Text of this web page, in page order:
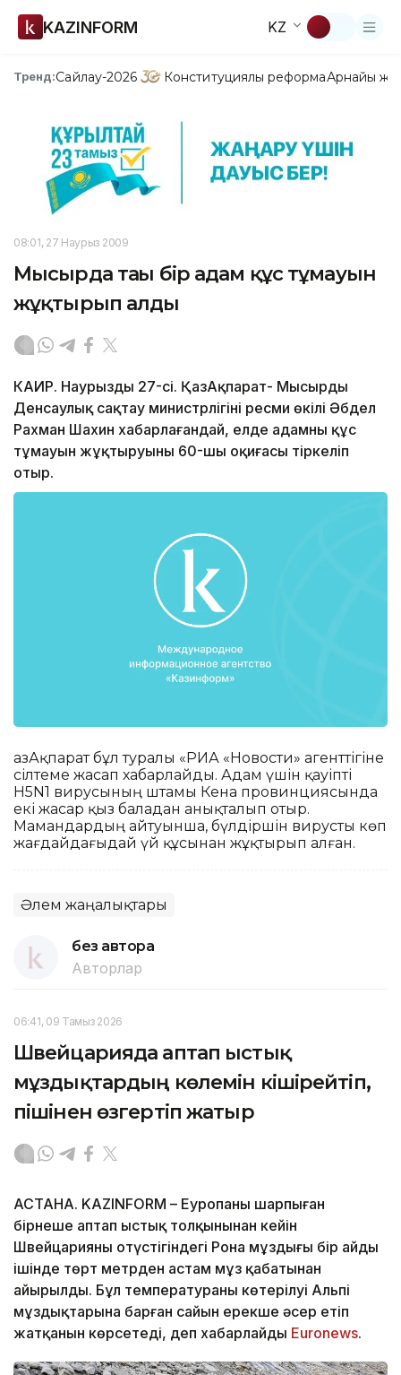
KAZINFORM KZ
Тренд:Сайлау-2026 Конституциялық реформаАрнайы
08:01, 27 Наурыз 2009
Мысырда тағы бір адам құс тұмауын
жұқтырып алды
КАИР. Наурыздың 27-сі. ҚазАқпарат- Мысырдың
Денсаулық сақтау министрлігінің ресми өкілі Әбдел
Рахман Шахин хабарлағандай, елде адамның құс
тұмауын жұқтыруының 60-шы оқиғасы тіркеліп
отыр.
ҚазАқпарат бұл туралы «РИА «Новости» агенттігіне
сілтеме жасап хабарлайды. Адам үшін қауіпті
H5N1 вирусының штамы Кена провинциясында
екі жасар қыз баладан анықталып отыр.
Мамандардың айтуынша, бүлдіршін вирусты көп
жағдайдағыдай үй құсынан жұқтырып алған.
Әлем жаңалықтары
без автора
Авторлар
06:41, 09 Тамыз 2026
Швейцарияда аптап ыстық
мұздықтардың көлемін кішірейтіп,
пішінен өзгертіп жатыр
АСТАНА. KAZINFORM – Еуропаны шарпыған
бірнеше аптап ыстық толқынынан кейін
Швейцарияның оңтүстігіндегі Рона мұздығы бір айдың
ішінде төрт метрден астам мұз қабатынан
айырылды. Бұл температураның көтерілуі Альпі
мұздықтарына барған сайын ерекше әсер етіп
жатқанын көрсетеді, деп хабарлайды Еuronews.